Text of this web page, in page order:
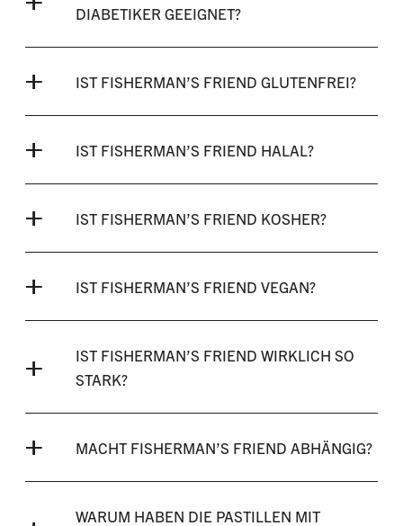
DIABETIKER GEEIGNET?
IST FISHERMAN’S FRIEND GLUTENFREI?
IST FISHERMAN’S FRIEND HALAL?
IST FISHERMAN’S FRIEND KOSHER?
IST FISHERMAN’S FRIEND VEGAN?
IST FISHERMAN’S FRIEND WIRKLICH SO
STARK?
MACHT FISHERMAN’S FRIEND ABHÄNGIG?
WARUM HABEN DIE PASTILLEN MIT